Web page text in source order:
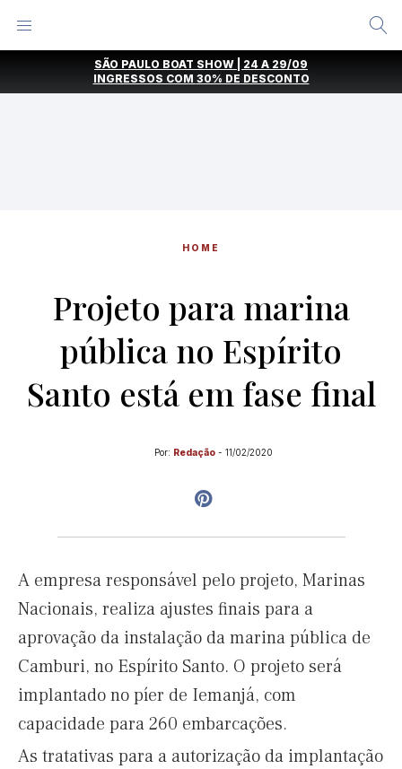
SÃO PAULO BOAT SHOW | 24 A 29/09
INGRESSOS COM 30% DE DESCONTO
HOME
Projeto para marina
pública no Espírito
Santo está em fase final
Por: Redação - 11/02/2020
A empresa responsável pelo projeto, Marinas
Nacionais, realiza ajustes finais para a
aprovação da instalação da marina pública de
Camburi, no Espírito Santo. O projeto será
implantado no píer de Iemanjá, com
capacidade para 260 embarcações.
As tratativas para a autorização da implantação